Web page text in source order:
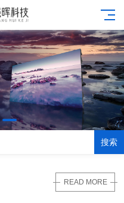
搜索
READ MORE